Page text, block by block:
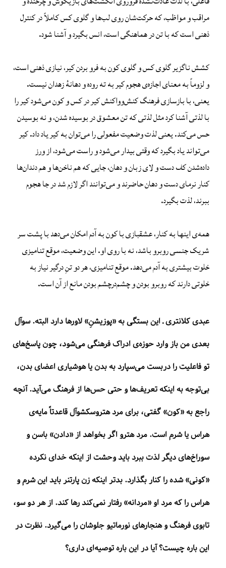
مراقب و مواظب، که حرکت‌شان روی لب‌ها و گلوی کس کاملاً در کنترل
ذهنی است که با تن در هماهنگی است، انس بگیرد و آشنا شود.
کشش ناگزیر گلوی کس و گلوی کون به فرو بردن کیر، نیازی ذهنی است،
و لزوماً به معنای اجازه‌ی هجوم کیر به ته روده و دهانهٔ زهدان نیست.
یعنی، با بازسازی فرهنگ کنش‌وواکنش کیر در کس و کون می‌شود کیر را
با لذتی آشنا کرد مثل لذتی که تن معشوق در بوسیده شدن، و نه بوسیدن
حس می‌کند. یعنی لذت وضعیت مفعولی را می‌توان به کیر یاد داد. کیر
می‌تواند یاد بگیرد که وقتی بیدار می‌شود و راست می‌شود، از ورز
داده‌شدن کف دست و لای زبان و دهان، جایی که هم ناخن‌ها و هم دندان‌ها
کنار نرمای دست و دهان حاضرند و می‌توانند اگر لازم شد در جا هجوم
ببرند، لذت بگیرد.
همه‌ی اینها به کنار، عشقبازی با کون به آدم امکان می‌دهد با پشت سر
شریک جنسی روبرو باشد، نه با روی او. این وضعیت، موقع تنامیزی
خلوت بیشتری به آدم می‌دهد. موقع تنامیزی، هر دو تنِ درگیر نیاز به
خلوتی دارند که روبرو بودن و چشم‌درچشم بودن مانع از آن است.
عبدی کلانتری ـ این بستگی به «پوزیشنِ» لاورها دارد البته. سوآل
بعدی من باز وارد حوزه‌ی ادراک فرهنگی می‌شود، چون پاسخ‌های
تو فاعلیت را دربست می‌سپارد به بدن یا هوشیاری اعضای بدن،
بی‌توجه به اینکه تعریف‌ها و حتی حس‌ها از فرهنگ می‌آید. آنچه
راجع به «کون» گفتی، برای مرد هتروسکشوآل قاعدتاً مایه‌ی
هراس یا شرم است. مرد هترو اگر بخواهد از «دادن» باسن و
سوراخ‌های دیگر لذت ببرد باید وحشت از اینکه خدای نکرده
«کونی» شده را کنار بگذارد. بدتر اینکه زن پارتنر باید این شرم و
هراس را که مرد او «مردانه» رفتار نمی‌کند رها کند. از هر دو سو،
تابوی فرهنگ و هنجارهای نورماتیو جلوشان را می‌گیرد. نظرت در
این باره چیست؟ آیا در این باره توصیه‌ای داری؟